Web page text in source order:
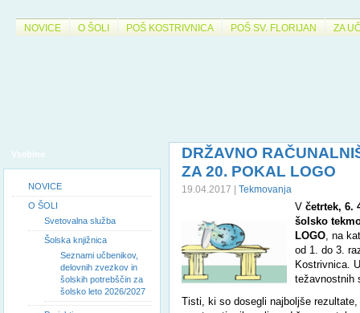
NOVICE O ŠOLI POŠ KOSTRIVNICA POŠ SV. FLORIJAN ZA
Vsebine
NOVICE
O ŠOLI
Svetovalna služba
Šolska knjižnica
Seznami učbenikov,
delovnih zvezkov in
šolskih potrebščin za
šolsko leto 2026/2027
DRŽAVNO
ZA 20. POKAL LOGO
19.04.2017 | Tekmovanja
V četrtek, 6.
šolsko
LOGO, na
od 1. do 3.
Kostrivnica.
težavnostnih
Tisti, ki so dosegli najboljše